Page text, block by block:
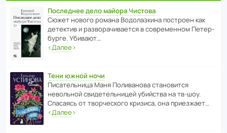
Последнее дело майора Чистова
Сюжет нового романа Водо­ла­з­кина пост­роен как
дете­ктив и разво­ра­чи­ва­ется в совре­менном Пете­р­
бурге. Убивают…
‹Далее›
Тени южной ночи
Писа­тель­ница Маня Поли­ва­нова стано­вится
невольной свиде­тель­ницей убийства на тв-шоу.
Спасаясь от твор­че­с­кого кризиса, она приезжает…
‹Далее›